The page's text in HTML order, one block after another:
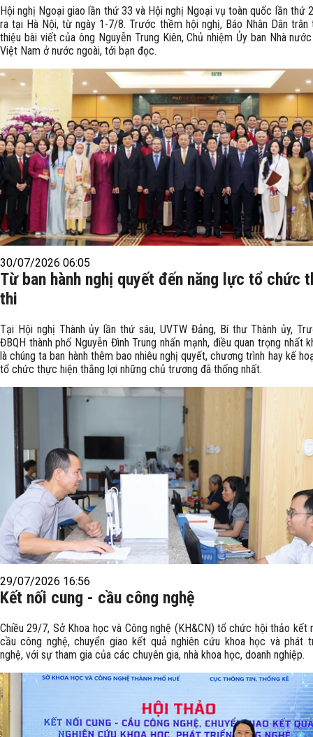
Hội nghị Ngoại giao lần thứ 33 và Hội nghị Ngoại vụ toàn quốc lần thứ
ra tại Hà Nội, từ ngày 1-7/8. Trước thềm hội nghị, Báo Nhân Dân trân
thiệu bài viết của ông Nguyễn Trung Kiên, Chủ nhiệm Ủy ban Nhà
Việt Nam ở nước ngoài, tới bạn đọc.
30/07/2026 06:05
Từ ban hành nghị quyết đến năng lực tổ chức
thi
Tại Hội nghị Thành ủy lần thứ sáu, UVTW Đảng, Bí thư Thành ủy,
ĐBQH thành phố Nguyễn Đình Trung nhấn mạnh, điều quan trọng nhất
là chúng ta ban hành thêm bao nhiêu nghị quyết, chương trình hay kế
tổ chức thực hiện thắng lợi những chủ trương đã thống nhất.
29/07/2026 16:56
Kết nối cung - cầu công nghệ
Chiều 29/7, Sở Khoa học và Công nghệ (KH&CN) tổ chức hội thảo kết
cầu công nghệ, chuyển giao kết quả nghiên cứu khoa học và phát
nghệ, với sự tham gia của các chuyên gia, nhà khoa học, doanh nghiệp.